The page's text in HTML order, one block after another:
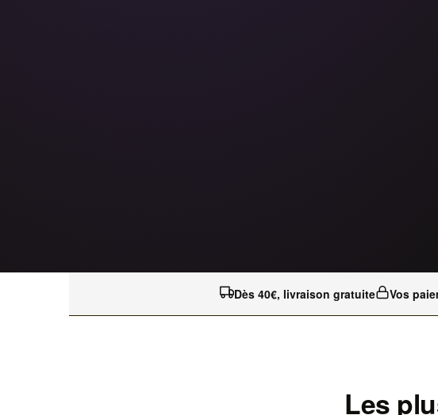
Dès 40€, livraison gratuite Vos
Les